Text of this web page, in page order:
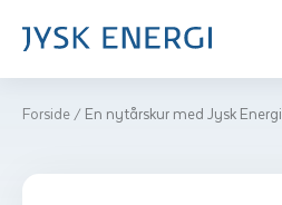
Forside / En nytårskur med Jysk Energi